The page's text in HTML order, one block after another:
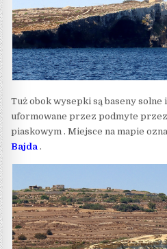
Tuż obok wysepki są baseny
uformowane przez podmyte
piaskowym . Miejsce na mapie
Bajda .